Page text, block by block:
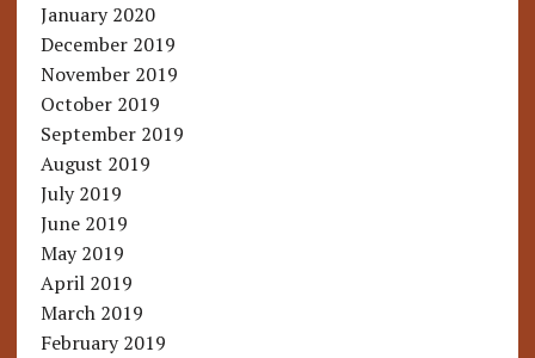
January 2020
December 2019
November 2019
October 2019
September 2019
August 2019
July 2019
June 2019
May 2019
April 2019
March 2019
February 2019